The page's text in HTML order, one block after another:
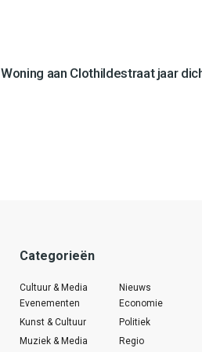
Woning aan Clothildestraat jaar
Categorieën
Cultuur & Media
Evenementen
Kunst & Cultuur
Muziek & Media
Nieuws
Economie
Politiek
Regio